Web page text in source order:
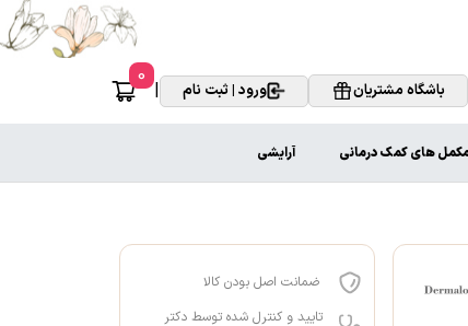
باشگاه مشتریان ورود | ثبت نام |
0
های کمک درمانی آرایشی
ضمانت اصل بودن کالا
تایید و کنترل شده توسط دکتر